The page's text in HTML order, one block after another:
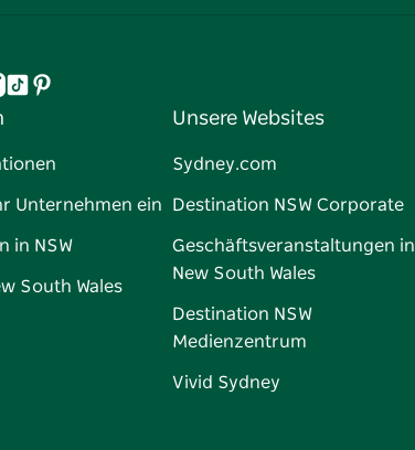
TikTokPinterest
Unternehmen ein
in NSW
South Wales
Unsere Websites
Sydney.com
Destination NSW Corporate
Geschäftsveranstaltungen in
New South Wales
Destination NSW
Medienzentrum
Vivid Sydney